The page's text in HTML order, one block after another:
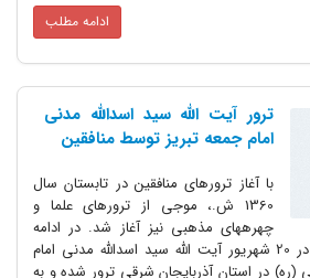
ادامه مطلب
ترور آیت ­الله سید اسدالله مدنی
امام جمعه تبریز توسط منافقین
با آغاز ترورهای منافقین در تابستان سال
1360 ش.، موجی از ترورهای علما و
چهره­های مذهبی نیز آغاز شد. در ادامه
این تحرکات تروریستی ، در 20 شهریور آیت­ الله سید اسدالله مدنی امام
در استان آذربایجان شرقی ترور شده و به